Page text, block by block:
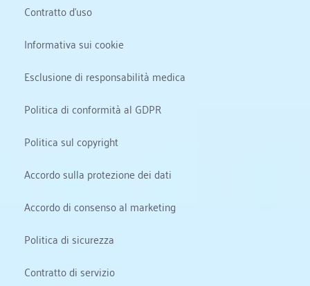
Contratto d'uso
Informativa sui cookie
Esclusione di responsabilità medica
Politica di conformità al GDPR
Politica sul copyright
Accordo sulla protezione dei dati
Accordo di consenso al marketing
Politica di sicurezza
Contratto di servizio